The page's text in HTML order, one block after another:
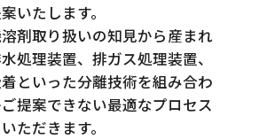
いたします。
剤取り扱いの知見から産まれ
処理装置、排ガス処理装置、
といった分離技術を組み合わ
提案できない最適なプロセス
ただきます。